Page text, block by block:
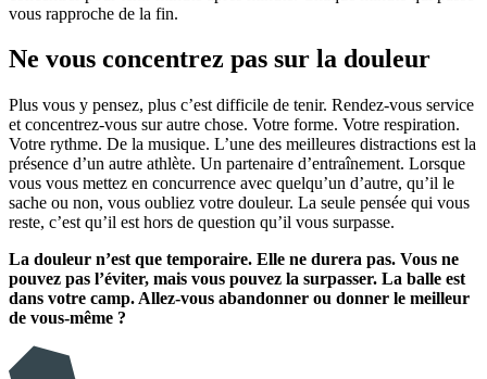
vous rapproche de la fin.
Ne vous concentrez pas sur la douleur
Plus vous y pensez, plus c’est difficile de tenir. Rendez-vous service
et concentrez-vous sur autre chose. Votre forme. Votre respiration.
Votre rythme. De la musique. L’une des meilleures distractions est la
présence d’un autre athlète. Un partenaire d’entraînement. Lorsque
vous vous mettez en concurrence avec quelqu’un d’autre, qu’il le
sache ou non, vous oubliez votre douleur. La seule pensée qui vous
reste, c’est qu’il est hors de question qu’il vous surpasse.
La douleur n’est que temporaire. Elle ne durera pas. Vous ne
pouvez pas l’éviter, mais vous pouvez la surpasser. La balle est
dans votre camp. Allez-vous abandonner ou donner le meilleur
de vous-même ?